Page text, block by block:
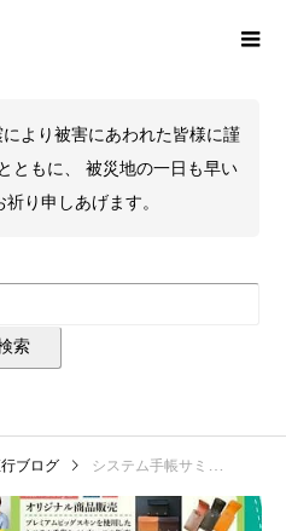
より被害にあわれた皆様に謹
ともに、 被災地の一日も早い
り申しあげます。
ブログ システム手帳サミット2021 春